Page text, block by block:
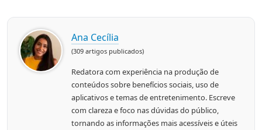
Ana Cecília
(309 artigos publicados)
Redatora com experiência na produção de
conteúdos sobre benefícios sociais, uso de
aplicativos e temas de entretenimento. Escreve
com clareza e foco nas dúvidas do público,
tornando as informações mais acessíveis e úteis